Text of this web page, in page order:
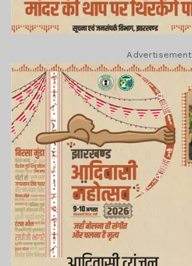
Advertisement